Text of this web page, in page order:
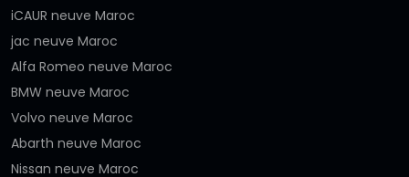
iCAUR neuve Maroc
jac neuve Maroc
Alfa Romeo neuve Maroc
BMW neuve Maroc
Volvo neuve Maroc
Abarth neuve Maroc
Nissan neuve Maroc